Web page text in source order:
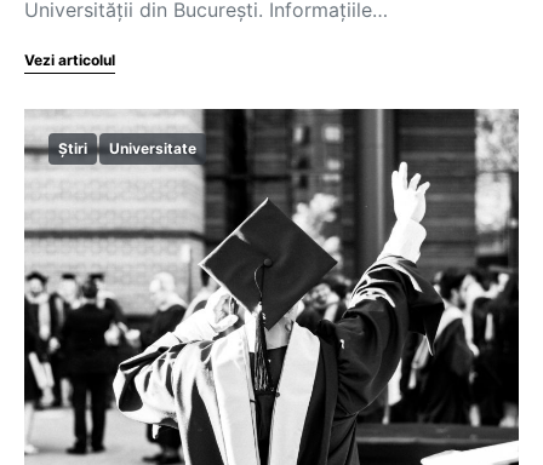
Universității din București. Informațiile…
Vezi articolul
Știri Universitate